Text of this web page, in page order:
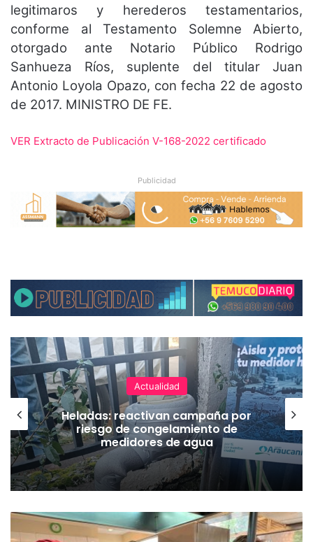
legitimaros y herederos testamentarios,
conforme al Testamento Solemne Abierto,
otorgado ante Notario Público Rodrigo
Sanhueza Ríos, suplente del titular Juan
Antonio Loyola Opazo, con fecha 22 de agosto
de 2017. MINISTRO DE FE.
VER Extracto de Publicación V-168-2022 certificado
Publicidad
Actualidad
Heladas: reactivan campaña por
riesgo de congelamiento de
medidores de agua
s